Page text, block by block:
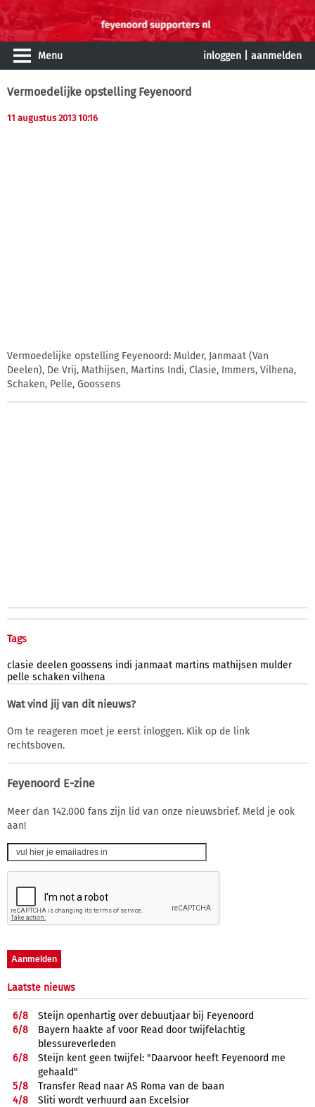
Menu inloggen aanmelden
Vermoedelijke opstelling Feyenoord
11 augustus 2013 10:16
Vermoedelijke opstelling Feyenoord: Mulder, Janmaat (Van
Deelen), De Vrij, Mathijsen, Martins Indi, Clasie, Immers, Vilhena,
Schaken, Pelle, Goossens
Tags
clasie deelen goossens indi janmaat martins mathijsen mulder
pelle schaken vilhena
Wat vind jij van dit nieuws?
Om te reageren moet je eerst inloggen. Klik op de link
rechtsboven.
Feyenoord E-zine
Meer dan 142.000 fans zijn lid van onze nieuwsbrief. Meld je ook
aan!
Laatste nieuws
6/8
Steijn openhartig over debuutjaar bij Feyenoord
6/8
Bayern haakte af voor Read door twijfelachtig
blessureverleden
6/8
Steijn kent geen twijfel: "Daarvoor heeft Feyenoord me
gehaald"
5/8
Transfer Read naar AS Roma van de baan
4/8
Sliti wordt verhuurd aan Excelsior